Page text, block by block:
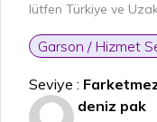
lütfen Türkiye ve
Garson / Hizmet
Seviye :
deniz pak